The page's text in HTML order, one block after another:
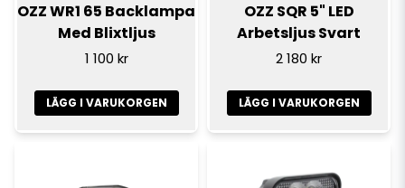
OZZ WR1 65 Backlampa
Med Blixtljus
1 100 kr
LÄGG I VARUKORGEN
OZZ SQR 5" LED
Arbetsljus Svart
2 180 kr
LÄGG I VARUKORGEN